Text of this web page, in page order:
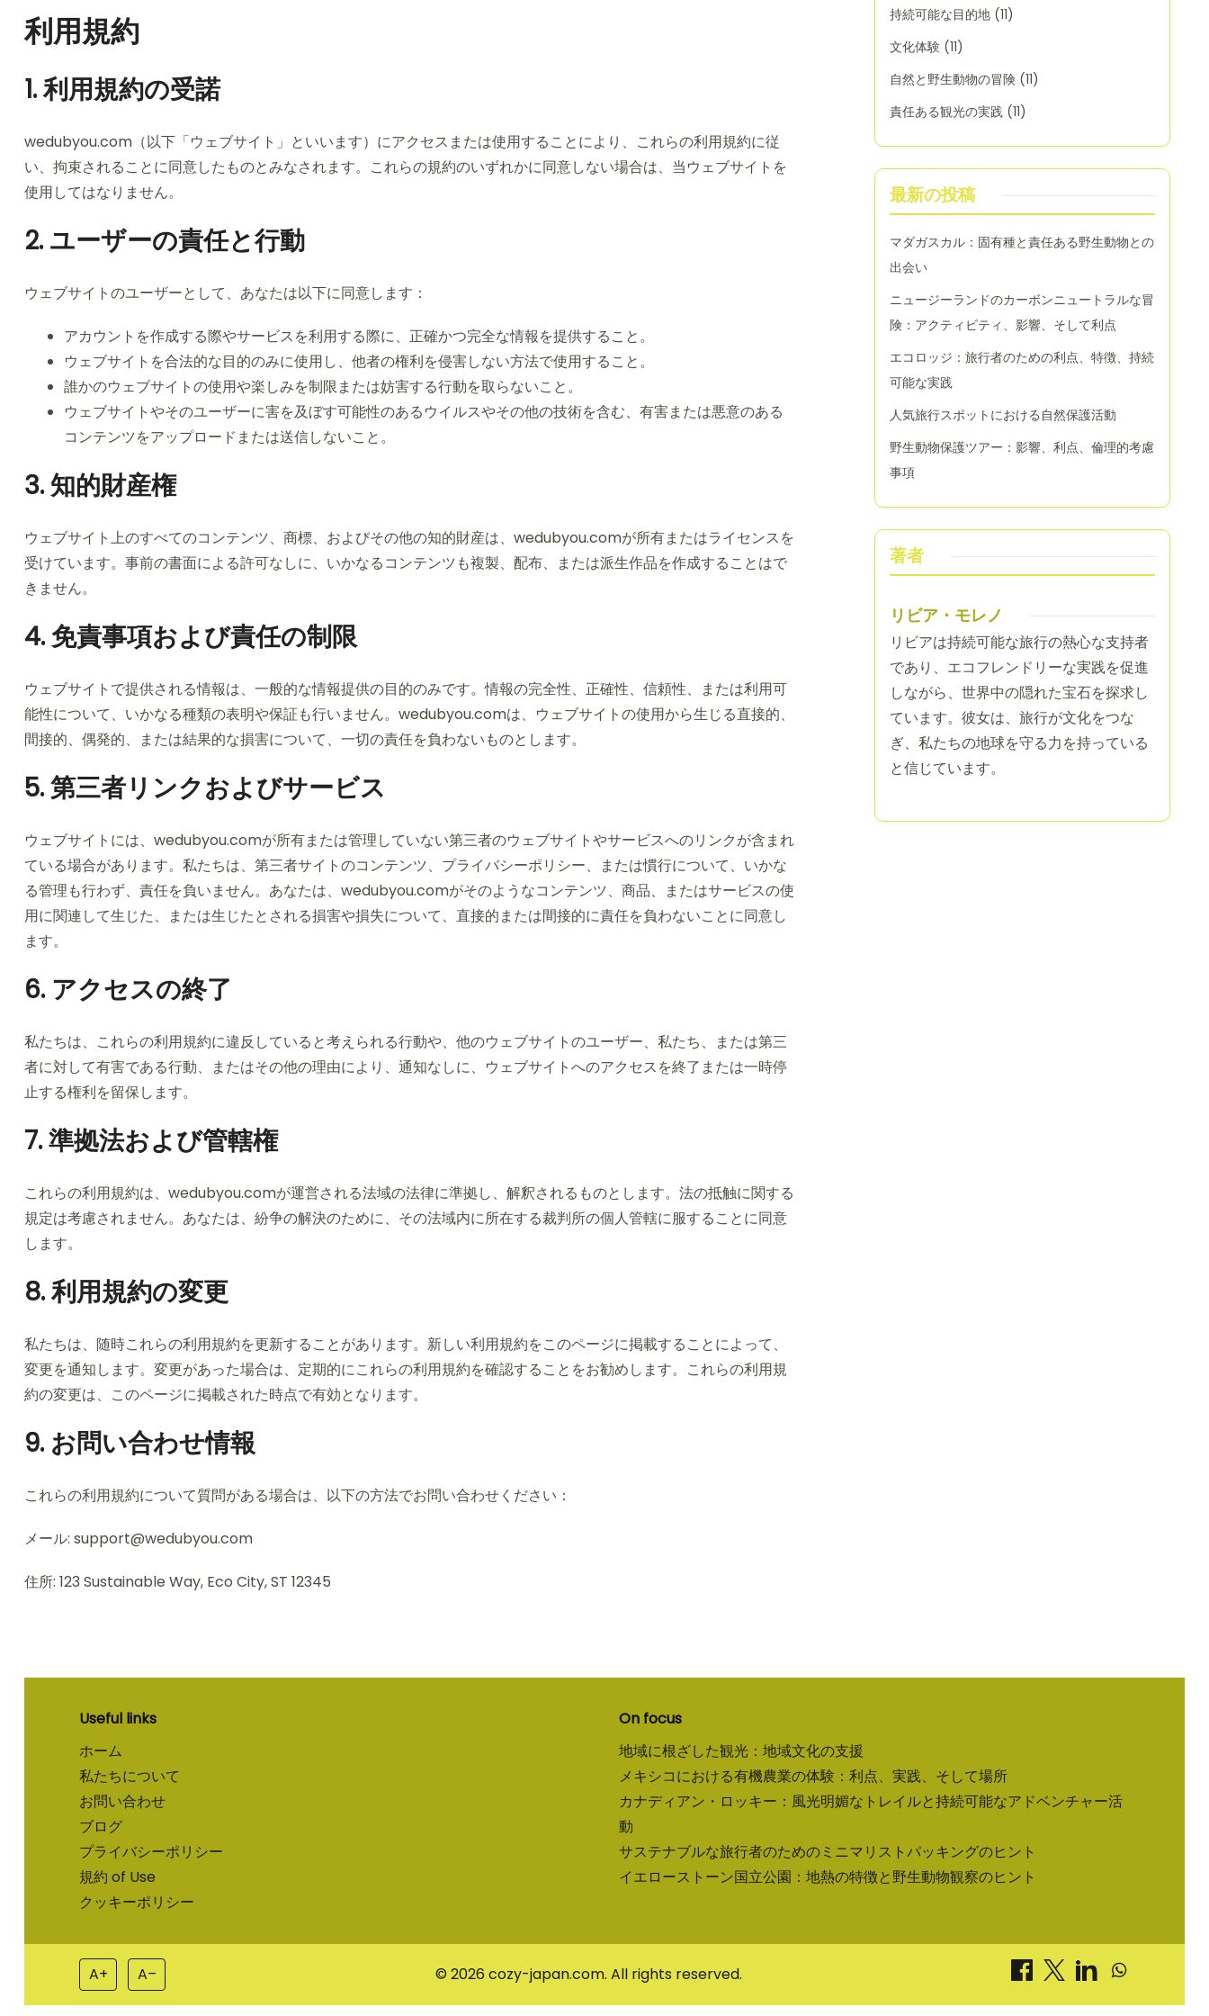
利用規約
1. 利用規約の受諾
wedubyou.com（以下「ウェブサイト」といいます）にアクセスまたは使用することにより、これらの利用規約に従
い、拘束されることに同意したものとみなされます。これらの規約のいずれかに同意しない場合は、当ウェブサイトを
使用してはなりません。
2. ユーザーの責任と行動
ウェブサイトのユーザーとして、あなたは以下に同意します：
アカウントを作成する際やサービスを利用する際に、正確かつ完全な情報を提供すること。
ウェブサイトを合法的な目的のみに使用し、他者の権利を侵害しない方法で使用すること。
誰かのウェブサイトの使用や楽しみを制限または妨害する行動を取らないこと。
ウェブサイトやそのユーザーに害を及ぼす可能性のあるウイルスやその他の技術を含む、有害または悪意のある
コンテンツをアップロードまたは送信しないこと。
3. 知的財産権
ウェブサイト上のすべてのコンテンツ、商標、およびその他の知的財産は、wedubyou.comが所有またはライセンスを
受けています。事前の書面による許可なしに、いかなるコンテンツも複製、配布、または派生作品を作成することはで
きません。
4. 免責事項および責任の制限
ウェブサイトで提供される情報は、一般的な情報提供の目的のみです。情報の完全性、正確性、信頼性、または利用可
能性について、いかなる種類の表明や保証も行いません。wedubyou.comは、ウェブサイトの使用から生じる直接的、
間接的、偶発的、または結果的な損害について、一切の責任を負わないものとします。
5. 第三者リンクおよびサービス
ウェブサイトには、wedubyou.comが所有または管理していない第三者のウェブサイトやサービスへのリンクが含まれ
ている場合があります。私たちは、第三者サイトのコンテンツ、プライバシーポリシー、または慣行について、いかな
る管理も行わず、責任を負いません。あなたは、wedubyou.comがそのようなコンテンツ、商品、またはサービスの使
用に関連して生じた、または生じたとされる損害や損失について、直接的または間接的に責任を負わないことに同意し
ます。
6. アクセスの終了
私たちは、これらの利用規約に違反していると考えられる行動や、他のウェブサイトのユーザー、私たち、または第三
者に対して有害である行動、またはその他の理由により、通知なしに、ウェブサイトへのアクセスを終了または一時停
止する権利を留保します。
7. 準拠法および管轄権
これらの利用規約は、wedubyou.comが運営される法域の法律に準拠し、解釈されるものとします。法の抵触に関する
規定は考慮されません。あなたは、紛争の解決のために、その法域内に所在する裁判所の個人管轄に服することに同意
します。
8. 利用規約の変更
私たちは、随時これらの利用規約を更新することがあります。新しい利用規約をこのページに掲載することによって、
変更を通知します。変更があった場合は、定期的にこれらの利用規約を確認することをお勧めします。これらの利用規
約の変更は、このページに掲載された時点で有効となります。
9. お問い合わせ情報
これらの利用規約について質問がある場合は、以下の方法でお問い合わせください：
メール: support@wedubyou.com
住所: 123 Sustainable Way, Eco City, ST 12345
持続可能な目的地(11)
文化体験 (11)
自然と野生動物の冒険(11)
責任ある観光の実践(11)
最新の投稿
マダガスカル：固有種と責任ある野生動物との
出会い
ニュージーランドのカーボンニュートラルな冒
険：アクティビティ、影響、そして利点
エコロッジ：旅行者のための利点、特徴、持続
可能な実践
人気旅行スポットにおける自然保護活動
野生動物保護ツアー：影響、利点、倫理的考慮
事項
著者
リビア・モレノ
リビアは持続可能な旅行の熱心な支持者
であり、エコフレンドリーな実践を促進
しながら、世界中の隠れた宝石を探求し
ています。彼女は、旅行が文化をつな
ぎ、私たちの地球を守る力を持っている
と信じています。
Useful links
ホーム
私たちについて
お問い合わせ
ブログ
プライバシーポリシー
規約 of Use
クッキーポリシー
On focus
地域に根ざした観光：地域文化の支援
メキシコにおける有機農業の体験：利点、実践、そして場所
カナディアン・ロッキー：風光明媚なトレイルと持続可能なアドベンチャー活
動
サステナブルな旅行者のためのミニマリストパッキングのヒント
イエローストーン国立公園：地熱の特徴と野生動物観察のヒント
A+ A– © 2026 cozy-japan.com. All rights reserved.